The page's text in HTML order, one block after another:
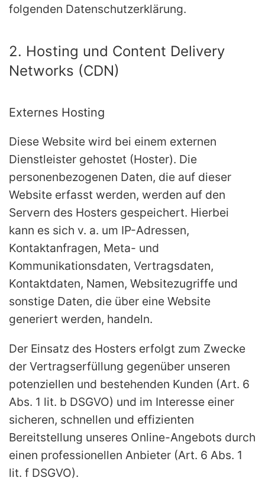
folgenden Datenschutzerklärung.
2. Hosting und Content Delivery
Networks (CDN)
Externes Hosting
Diese Website wird bei einem externen
Dienstleister gehostet (Hoster). Die
personenbezogenen Daten, die auf dieser
Website erfasst werden, werden auf den
Servern des Hosters gespeichert. Hierbei
kann es sich v. a. um IP-Adressen,
Kontaktanfragen, Meta- und
Kommunikationsdaten, Vertragsdaten,
Kontaktdaten, Namen, Websitezugriffe und
sonstige Daten, die über eine Website
generiert werden, handeln.
Der Einsatz des Hosters erfolgt zum Zwecke
der Vertragserfüllung gegenüber unseren
potenziellen und bestehenden Kunden (Art. 6
Abs. 1 lit. b DSGVO) und im Interesse einer
sicheren, schnellen und effizienten
Bereitstellung unseres Online-Angebots durch
einen professionellen Anbieter (Art. 6 Abs. 1
lit. f DSGVO).